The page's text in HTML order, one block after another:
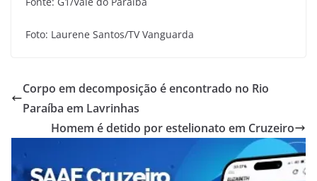
Foto: Laurene Santos/TV Vanguarda
Corpo em decomposição é encontrado no Rio
Paraíba em Lavrinhas
Homem é detido por estelionato em Cruzeiro